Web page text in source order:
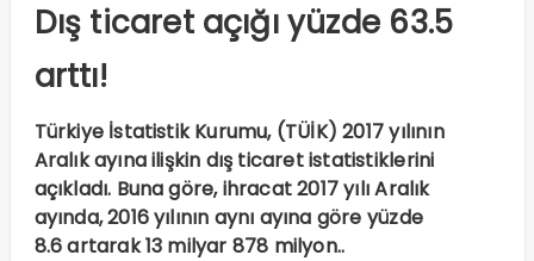
Dış ticaret açığı yüzde 63.5
arttı!
Türkiye İstatistik Kurumu, (TÜİK) 2017 yılının
Aralık ayına ilişkin dış ticaret istatistiklerini
açıkladı. Buna göre, ihracat 2017 yılı Aralık
ayında, 2016 yılının aynı ayına göre yüzde
8.6 artarak 13 milyar 878 milyon..